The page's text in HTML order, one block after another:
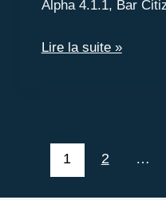
Alpha 4.1.1, Bar
Cette
Lire la suite »
1 2 …